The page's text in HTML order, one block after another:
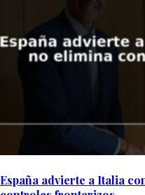
España advierte a Italia